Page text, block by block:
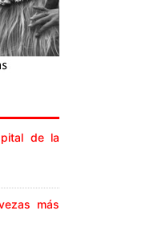
de la
más